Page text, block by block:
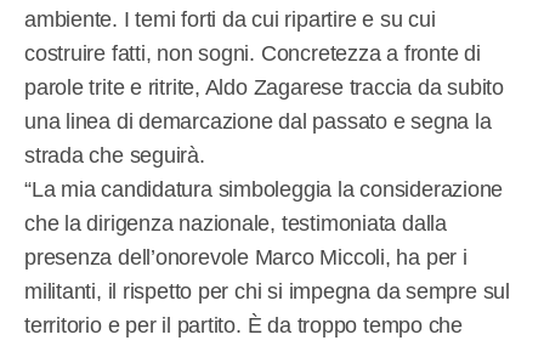
ambiente. I temi forti da cui ripartire e su cui
costruire fatti, non sogni. Concretezza a fronte di
parole trite e ritrite, Aldo Zagarese traccia da subito
una linea di demarcazione dal passato e segna la
strada che seguirà.
“La mia candidatura simboleggia la considerazione
che la dirigenza nazionale, testimoniata dalla
presenza dell’onorevole Marco Miccoli, ha per i
militanti, il rispetto per chi si impegna da sempre sul
territorio e per il partito. È da troppo tempo che